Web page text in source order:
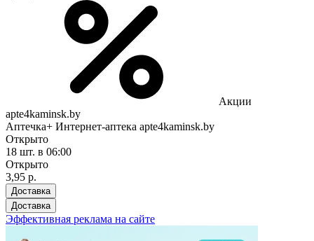
Акции
apte4kaminsk.by
Аптечка+ Интернет-аптека apte4kaminsk.by
Открыто
18 шт. в 06:00
Открыто
3,95 р.
Доставка
Доставка
Эффективная реклама на сайте